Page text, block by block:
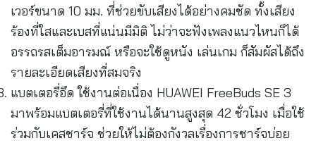
เวอร์ขนาด 10 มม. ที่ช่วยขับเสียงได้อย่างคมชัด ทั้งเสียง
ร้องที่ใสและเบสที่แน่นมีมิติ ไม่ว่าจะฟังเพลงแนวไหนก็ได้
อรรถรสเต็มอารมณ์ หรือจะใช้ดูหนัง เล่นเกม ก็สัมผัสได้ถึง
รายละเอียดเสียงที่สมจริง
แบตเตอรี่อึด ใช้งานต่อเนื่อง HUAWEI FreeBuds SE 3
มาพร้อมแบตเตอรี่ที่ใช้งานได้นานสูงสุด 42 ชั่วโมง เมื่อใช้
ร่วมกับเคสชาร์จ ช่วยให้ไม่ต้องกังวลเรื่องการชาร์จบ่อย